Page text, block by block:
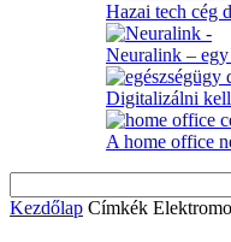
Hazai tech cég
Neuralink –
Digitalizálni kell
A home office
Kezdőlap Címkék